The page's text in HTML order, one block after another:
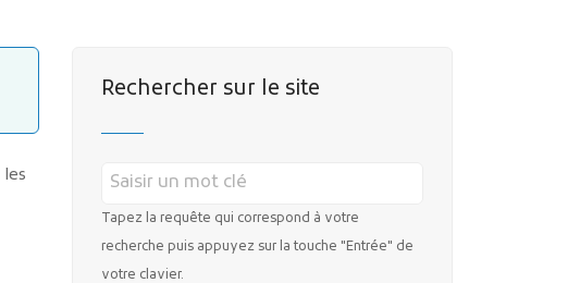
les
Rechercher sur le site
Tapez la requête qui correspond à votre
recherche puis appuyez sur la touche "Entrée" de
votre clavier.